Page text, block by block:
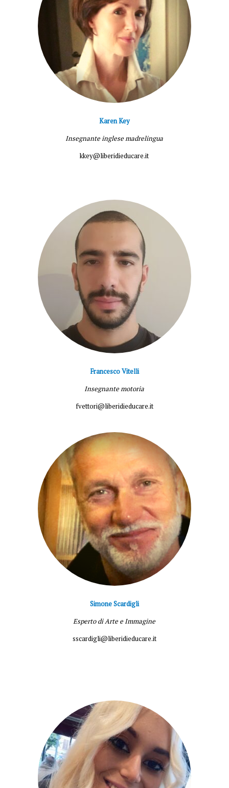
Karen Key
Insegnante inglese madrelingua
kkey@liberidieducare.it
Francesco Vitelli
Insegnante motoria
fvettori@liberidieducare.it
Simone Scardigli
Esperto di Arte e Immagine
sscardigli@liberidieducare.it